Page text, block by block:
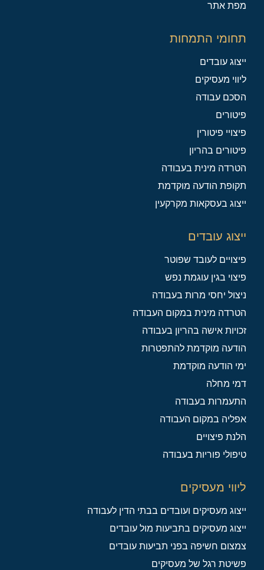
מפת אתר
תחומי התמחות
ייצוג עובדים
ליווי מעסיקים
הסכם עבודה
פיטורים
פיצויי פיטורין
פיטורים בהריון
הטרדה מינית בעבודה
תקופת הודעה מוקדמת
ייצוג בעסקאות מקרקעין
ייצוג עובדים
פיצויים לעובד שפוטר
פיצוי בגין עוגמת נפש
ניצול יחסי מרות בעבודה
הטרדה מינית במקום העבודה
זכויות אישה בהריון בעבודה
הודעה מוקדמת להתפטרות
ימי הודעה מוקדמת
דמי מחלה
התעמרות בעבודה
אפליה במקום העבודה
הלנת פיצויים
טיפולי פוריות בעבודה
ליווי מעסיקים
ייצוג מעסיקים ועובדים בבתי הדין לעבודה
ייצוג מעסיקים בתביעות מול עובדים
צמצום חשיפה בפני תביעות עובדים
פשיטת רגל של מעסיקים